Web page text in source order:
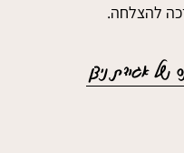
להצלחה.
של אגודת ניצן